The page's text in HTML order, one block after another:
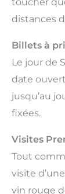
distances
Billets à
Le jour de
date
jusqu’au
fixées.
Visites
Tout
visite
vin rouge